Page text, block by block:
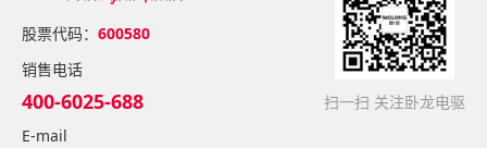
股票代码： 600580
销售电话
400-6025-688
E-mail
扫一扫 关注卧龙电驱